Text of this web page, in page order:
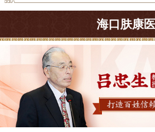
海口肤康